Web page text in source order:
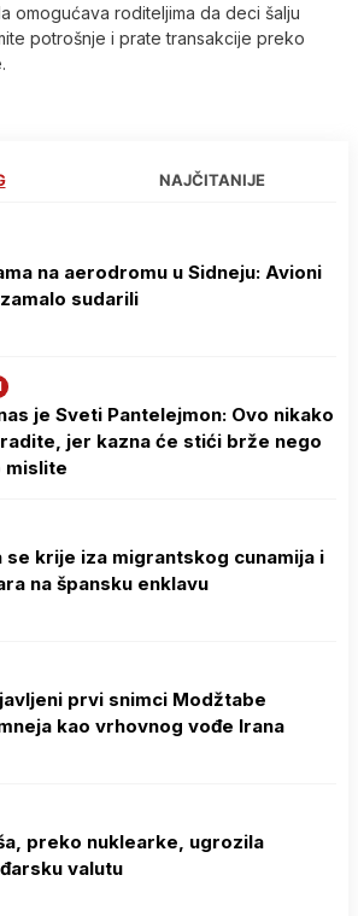
omogućava roditeljima da deci šalju
potrošnje i prate transakcije preko
NAJČITANIJE
na aerodromu u Sidneju: Avioni
sudarili
je Sveti Pantelejmon: Ovo nikako
jer kazna će stići brže nego
mislite
se krije iza migrantskog cunamija i
na špansku enklavu
prvi snimci Modžtabe
kao vrhovnog vođe Irana
preko nuklearke, ugrozila
valutu